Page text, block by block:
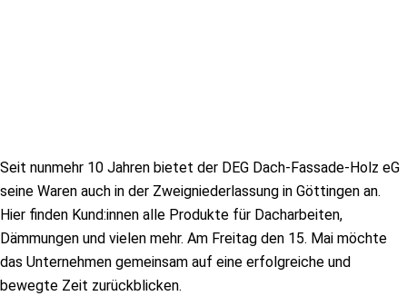
Seit nunmehr 10 Jahren bietet der DEG Dach-Fassade-Holz eG
seine Waren auch in der Zweigniederlassung in Göttingen an.
Hier finden Kund:innen alle Produkte für Dacharbeiten,
Dämmungen und vielen mehr. Am Freitag den 15. Mai möchte
das Unternehmen gemeinsam auf eine erfolgreiche und
bewegte Zeit zurückblicken.